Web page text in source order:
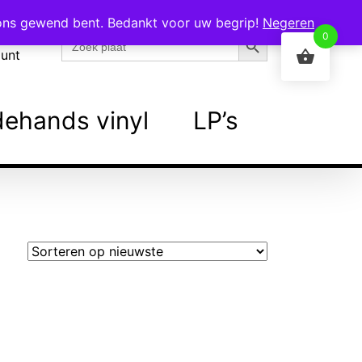
naar:
Zoekknop
vinyl LP’s
gewend bent. Bedankt voor uw begrip! Negeren
0